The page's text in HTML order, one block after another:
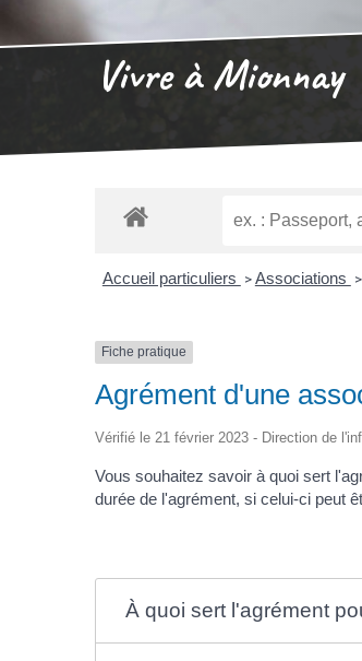
Vivre à Mionnay
Accueil particuliers > Associations >
Fiche pratique
Agrément d'une
Vérifié le 21 février 2023 - Direction de
Vous souhaitez savoir à quoi sert
durée de l'agrément, si celui-ci peut
À quoi sert l'agrément